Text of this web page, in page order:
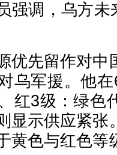
强调，乌方未
优先留作对中
乌军援。他
红3级：绿色
显示供应紧张
黄色与红色等